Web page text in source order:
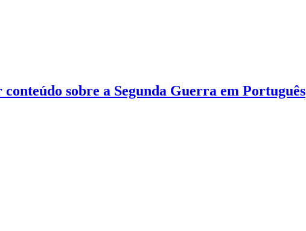
sobre a Segunda Guerra em Português